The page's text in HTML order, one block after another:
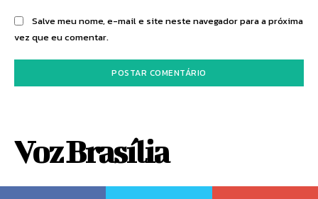
Salve meu nome, e-mail e site neste navegador para a próxima
vez que eu comentar.
Voz Brasília